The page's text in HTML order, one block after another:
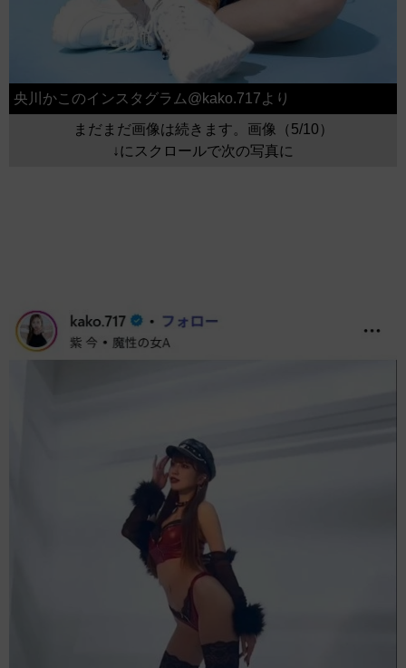
央川かこのインスタグラム@kako.717より
まだまだ画像は続きます。画像（5/10）
↓にスクロールで次の写真に